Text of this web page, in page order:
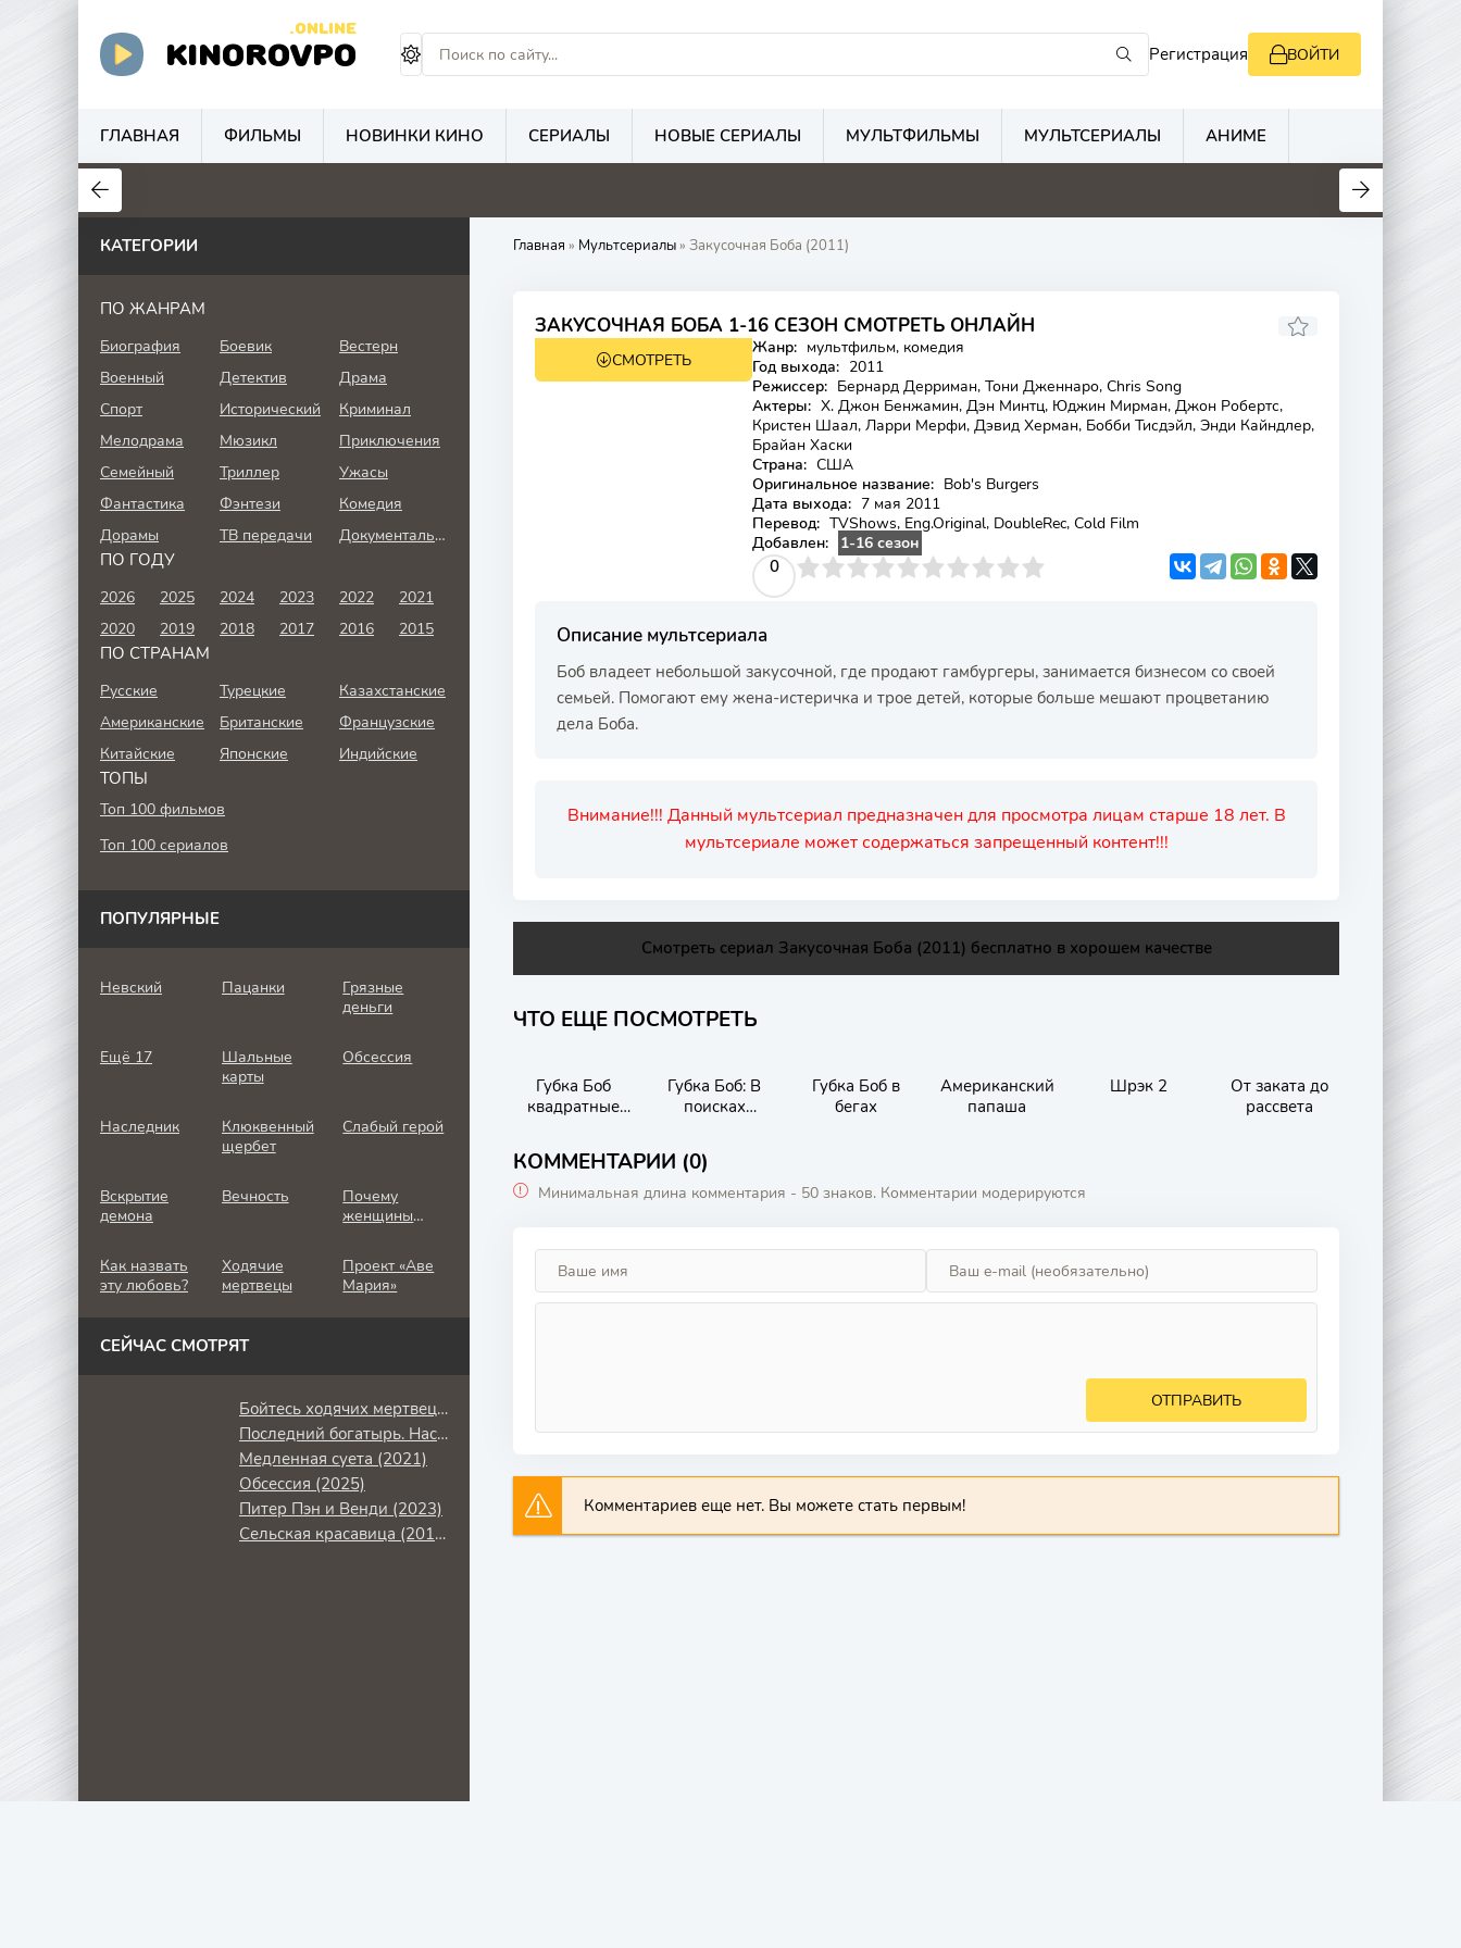
KINOROVPO
.ONLINE
Регистрация ВОЙТИ
ГЛАВНАЯ ФИЛЬМЫ НОВИНКИ КИНО СЕРИАЛЫ НОВЫЕ СЕРИАЛЫ МУЛЬТФИЛЬМЫ МУЛЬТСЕРИАЛЫ АНИМЕ
Главная » Мультсериалы» Закусочная Боба (2011)
ЗАКУСОЧНАЯ БОБА 1-16 СЕЗОН СМОТРЕТЬ ОНЛАЙН
7.2 8.2
СМОТРЕТЬ
Жанр: мультфильм, комедия
Год выхода: 2011
Режиссер: Бернард Дерриман, Тони Дженнаро, Chris Song
Актеры: Х. Джон Бенжамин, Дэн Минтц, Юджин Мирман, Джон Робертс,
Кристен Шаал, Ларри Мерфи, Дэвид Херман, Бобби Тисдэйл, Энди Кайндлер,
Брайан Хаски
Страна: США
Оригинальное название: Bob's Burgers
Дата выхода: 7 мая 2011
Перевод: TVShows, Eng.Original, DoubleRec, Cold Film
Добавлен:
1-16 сезон
0
4 5 6 7 8 9 10
Описание мультсериала
Боб владеет небольшой закусочной, где продают гамбургеры, занимается бизнесом со своей
семьей. Помогают ему жена-истеричка и трое детей, которые больше мешают процветанию
дела Боба.
Внимание!!! Данный мультсериал предназначен для просмотра лицам старше 18 лет. В
мультсериале может содержаться запрещенный контент!!!
Смотреть сериал Закусочная Боба (2011) бесплатно в хорошем качестве
ЧТО ЕЩЕ ПОСМОТРЕТЬ
Губка Боб
квадратные
Губка Боб: В
поисках
штанов
Губка Боб в
бегах
Американский
папаша
Шрэк 2
От заката до
рассвета
КОММЕНТАРИИ (0)
Минимальная длина комментария - 50 знаков. Комментарии модерируются
ОТПРАВИТЬ
Комментариев еще нет. Вы можете стать первым!
КАТЕГОРИИ
ПО ЖАНРАМ
Биография Боевик
Вестерн
Военный
Детектив
Драма
Спорт
Исторический
Криминал
Мелодрама
Мюзикл
Приключения
Семейный
Триллер
Ужасы
Фантастика
Фэнтези
Комедия
Дорамы
ТВ передачи Документальный
ПО ГОДУ
2026 2025 2024 2023 2022
2021
2020
2019 2018 2017 2016 2015
ПО СТРАНАМ
Русские Турецкие
Казахстанские
Американские
Британские
Французские
Китайские
Японские Индийские
ТОПЫ
Топ 100 фильмов
Топ 100 сериалов
ПОПУЛЯРНЫЕ
Невский Пацанки
Грязные
деньги
Ещё 17
Шальные
карты
Обсессия
Наследник
Клюквенный
щербет
Слабый герой
Вскрытие
демона
Вечность
Почему
женщины
Как назвать
эту любовь?
Ходячие
мертвецы
Проект «Аве
Мария»
СЕЙЧАС СМОТРЯТ
Бойтесь ходячих мертвецов: Мертвецы под водой (2022)
Последний богатырь. Наследие (2024)
Медленная суета (2021)
Обсессия (2025)
Питер Пэн и Венди (2023)
Сельская красавица (2014)